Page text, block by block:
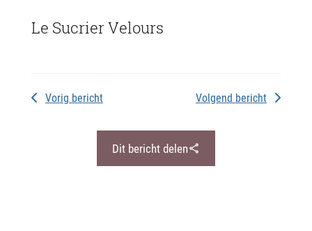
Le Sucrier Velours
Vorig bericht Volgend bericht
Dit bericht delen